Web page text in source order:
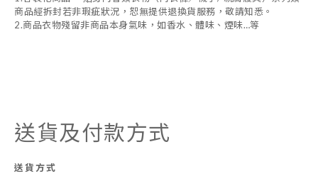
商品經拆封若非瑕疵狀況，恕無提供退換貨服務，敬請知悉。
2.商品衣物殘留非商品本身氣味，如香水、體味、煙味…等
送貨及付款方式
送貨方式